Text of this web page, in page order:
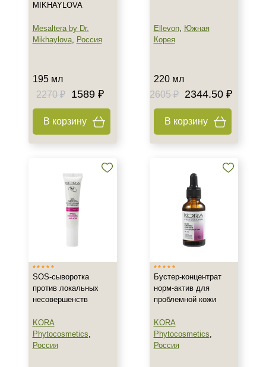
MIKHAYLOVA
Mesaltera by Dr.
Mikhaylova, Россия
195 мл
2270 ₽
1589 ₽
В корзину
Ellevon, Южная
Корея
220 мл
2605 ₽
2344.50 ₽
В корзину
SOS-сыворотка
против локальных
несовершенств
KORA
Phytocosmetics,
Россия
Бустер-концентрат
норм-актив для
проблемной кожи
KORA
Phytocosmetics,
Россия